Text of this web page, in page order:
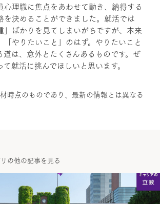
心理職に焦点をあわせて動き、納得する
を決めることができました。就活では
」ばかりを見てしまいがちですが、本来
「やりたいこと」のはず。やりたいこと
道は、意外とたくさんあるものです。ぜ
就活に挑んでほしいと思います。
時点のものであり、最新の情報とは異なる
の他の記事を見る